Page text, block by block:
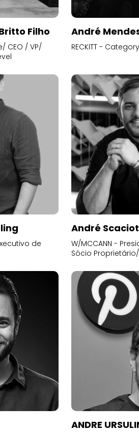
Filho
CEO / VP/
André
RECKITT -
de
André
W/MCCANN -
Sócio
ANDRE